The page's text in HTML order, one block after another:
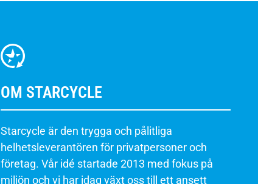
OM STARCYCLE
Starcycle är den trygga och pålitliga
helhetsleverantören för privatpersoner och
företag. Vår idé startade 2013 med fokus på
miljön och vi har idag växt oss till ett ansett